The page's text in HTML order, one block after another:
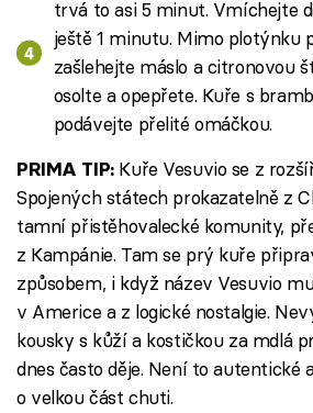
trvá to asi 5 minut. Vmíchejte
ještě 1 minutu. Mimo plotýnku
zašlehejte máslo a citronovou
osolte a opepřete. Kuře s
podávejte přelité omáčkou.
PRIMA TIP:Kuře Vesuvio se z
Spojených státech prokazatelně z
tamní přistěhovalecké komunity,
z Kampánie. Tam se prý kuře
způsobem, i když název Vesuvio
v Americe a z logické nostalgie.
kousky s kůží a kostičkou za mdlá
dnes často děje. Není to autentické
o velkou část chuti.